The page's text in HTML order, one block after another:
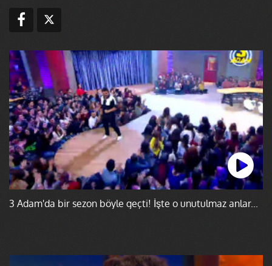
3 Adam'da bir sezon böyle geçti! İşte o unutulmaz anlar...